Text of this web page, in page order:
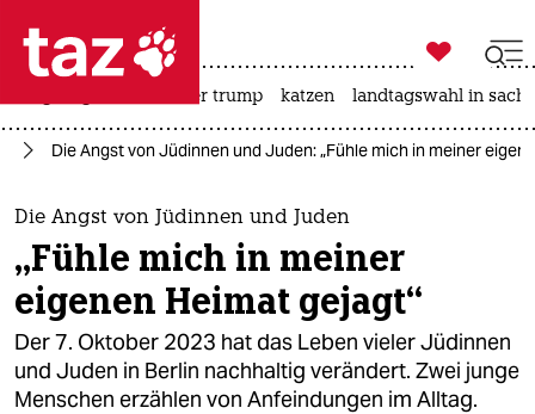
 taz zahl ich
taz zahl ich
themen
politik
öko
gesellschaft

taz zahl ich
usa unter trump katzen landtagswahl in
Die Angst von Jüdinnen und Juden: „Fühle mich in meiner
Die Angst von Jüdinnen und Juden
„Fühle mich in meiner
eigenen Heimat gejagt“
Der 7. Oktober 2023 hat das Leben vieler Jüdinnen
und Juden in Berlin nachhaltig verändert. Zwei junge
Menschen erzählen von Anfeindungen im Alltag.